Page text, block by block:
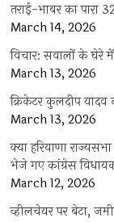
तराई-भाबर का पारा
March 14, 2026
विचार: सवालों के घेरे
March 13, 2026
क्रिकेटर कुलदीप
March 13, 2026
क्या हरियाणा
भेजे गए कांग्रेस
March 12, 2026
व्हीलचेयर पर बेटा,